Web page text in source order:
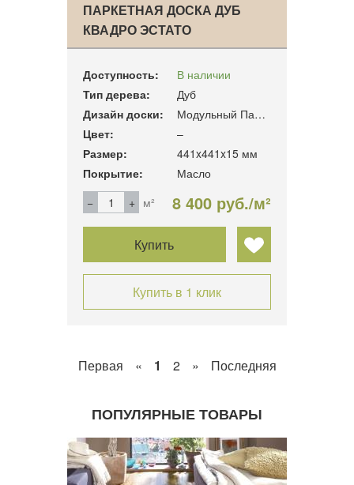
ПАРКЕТНАЯ ДОСКА ДУБ
КВАДРО ЭСТАТО
Доступность:
В наличии
Тип дерева:
Дуб
Дизайн доски:
Модульный Паркет
Цвет:
–
Размер:
441x441x15 мм
Покрытие:
Масло
м²
8 400 руб./м²
Купить
Купить в 1 клик
Первая « 1 2 » Последняя
ПОПУЛЯРНЫЕ ТОВАРЫ